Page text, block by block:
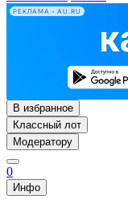
РЕКЛАМА • AU.RU
В избранное
Классный лот
Модератору
0
Инфо